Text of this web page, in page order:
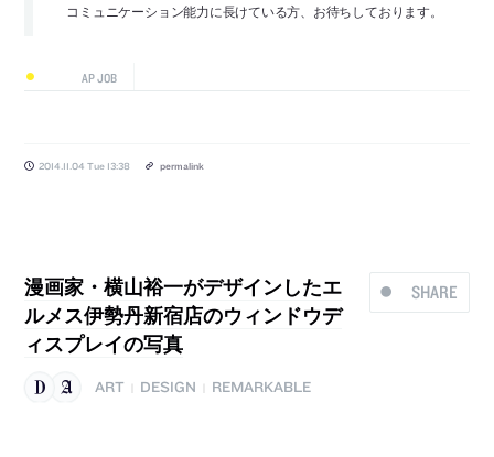
コミュニケーション能力に長けている方、お待ちしております。
AP JOB
2014.11.04 Tue 13:38 permalink
SHARE
漫画家・横山裕一がデザインしたエ
ルメス伊勢丹新宿店のウィンドウデ
ィスプレイの写真
ART DESIGN REMARKABLE